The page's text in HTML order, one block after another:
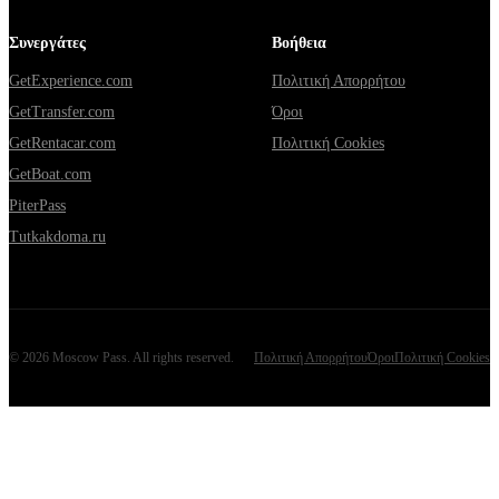
Συνεργάτες
GetExperience.com
GetTransfer.com
GetRentacar.com
GetBoat.com
PiterPass
Tutkakdoma.ru
Βοήθεια
Πολιτική Απορρήτου
Όροι
Πολιτική Cookies
© 2026 Moscow Pass . All rights reserved. Πολιτική ΑπορρήτουΌροιΠολιτική Cookies